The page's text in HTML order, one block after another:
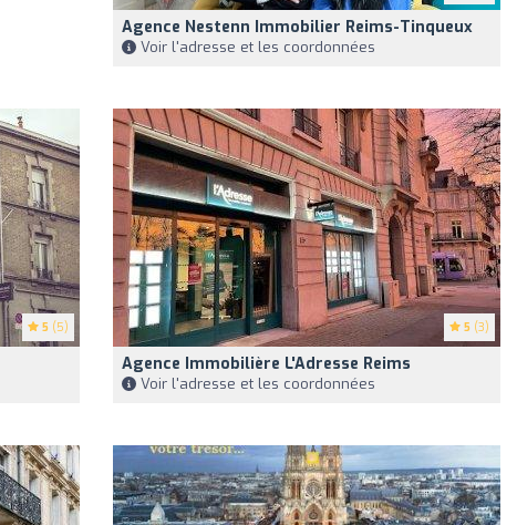
Agence Nestenn Immobilier Reims-Tinqueux
Voir l'adresse et les coordonnées
5 (5) 5 (3)
Agence Immobilière L'Adresse Reims
Voir l'adresse et les coordonnées